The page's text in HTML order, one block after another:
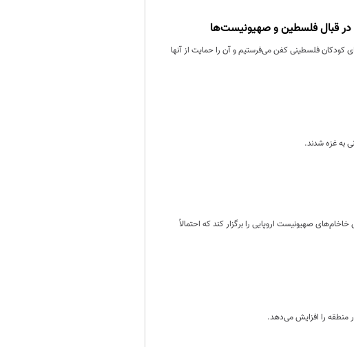
در قبال فلسطین و صهیونیست‌ها
کودکان فلسطینی کفن می‌فرستیم و آن را حمایت از آنها
به غزه شدند.
صهیونیست اروپایی را برگزار کند که احتمالاً
منطقه را افزایش می‌دهد.